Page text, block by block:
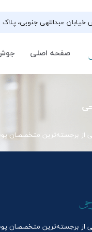
پلاک ۷۰(نیش شیرینی فروشی نیشکر)، واحد ۳۳ ، طبقه ۵
صفحه اصلی
از برجسته‌ترین متخصصان
از برجسته‌ترین متخصصان